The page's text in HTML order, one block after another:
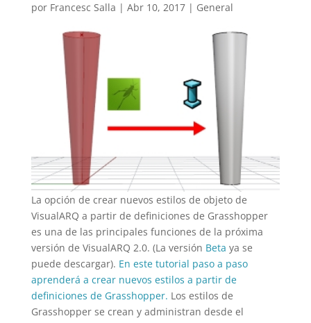
por Francesc Salla | Abr 10, 2017| General
La opción de crear nuevos estilos de objeto de
VisualARQ a partir de definiciones de Grasshopper
es una de las principales funciones de la próxima
versión de VisualARQ 2.0. (La versión Beta ya se
puede descargar). En este tutorial paso a paso
aprenderá a crear nuevos estilos a partir de
definiciones de Grasshopper. Los estilos de
Grasshopper se crean y administran desde el